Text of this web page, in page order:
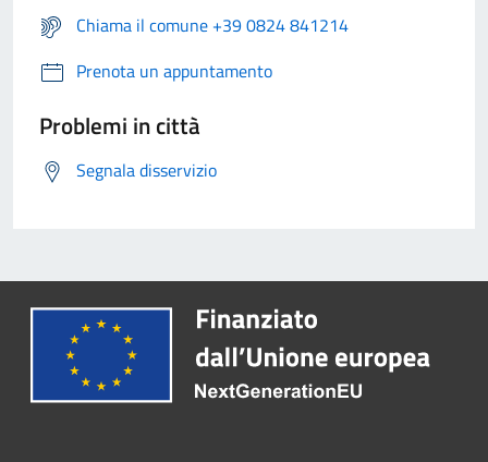
Chiama il comune +39 0824 841214
Prenota un appuntamento
Problemi in città
Segnala disservizio